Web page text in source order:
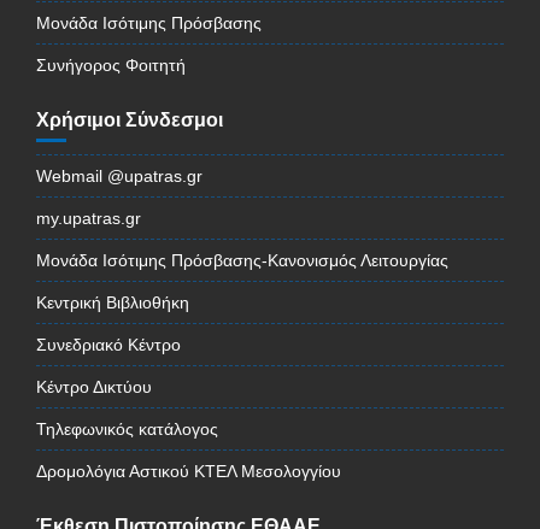
Μονάδα Ισότιμης Πρόσβασης
Συνήγορος Φοιτητή
Χρήσιμοι Σύνδεσμοι
Webmail @upatras.gr
my.upatras.gr
Μονάδα Ισότιμης Πρόσβασης-Κανονισμός Λειτουργίας
Κεντρική Βιβλιοθήκη
Συνεδριακό Κέντρο
Κέντρο Δικτύου
Τηλεφωνικός κατάλογος
Δρομολόγια Αστικού ΚΤΕΛ Μεσολογγίου